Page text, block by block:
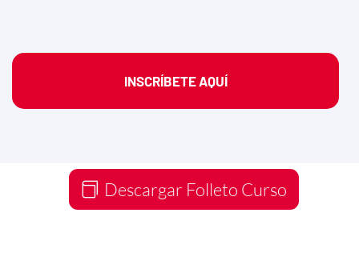
INSCRÍBETE AQUÍ
Descargar Folleto Curso